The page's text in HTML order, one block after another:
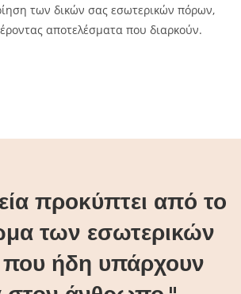
των δικών σας εσωτερικών πόρων,
αποτελέσματα που διαρκούν.
προκύπτει από το
των εσωτερικών
ήδη υπάρχουν